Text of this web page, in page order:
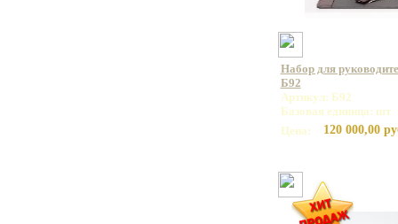
Набор для
Б92
Артикул: Б92
Базовая единица: шт
Цена:
120 000,00